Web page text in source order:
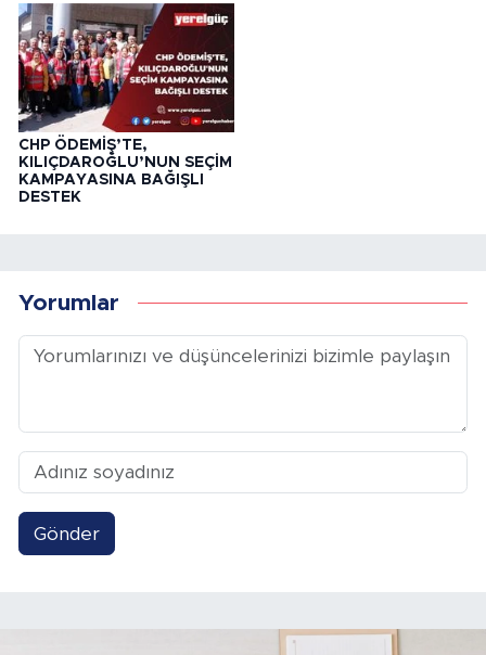
CHP ÖDEMİŞ’TE,
KILIÇDAROĞLU’NUN SEÇİM
KAMPAYASINA BAĞIŞLI
DESTEK
Yorumlar
Gönder